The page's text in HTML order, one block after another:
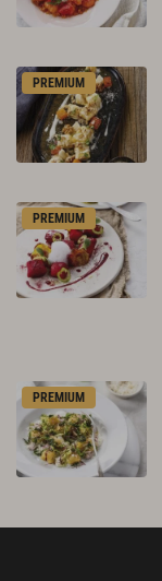
PREMIUM
PREMIUM
PREMIUM